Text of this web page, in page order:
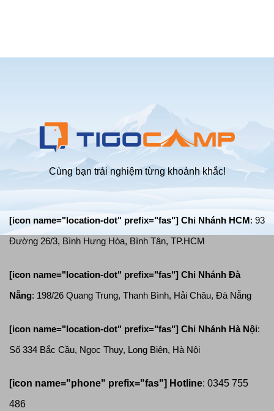
Cùng bạn trải nghiệm từng khoảnh khắc!
[icon name="location-dot" prefix="fas"] Chi Nhánh HCM: 93
Đường 26/3, Bình Hưng Hòa, Bình Tân, TP.HCM
[icon name="location-dot" prefix="fas"] Chi Nhánh Đà
Nẵng: 198/26 Quang Trung, Thanh Bình, Hải Châu, Đà Nẵng
[icon name="location-dot" prefix="fas"] Chi Nhánh Hà Nội:
Số 334 Bắc Cầu, Ngọc Thụy, Long Biên, Hà Nội
[icon name="phone" prefix="fas"] Hotline: 0345 755
486